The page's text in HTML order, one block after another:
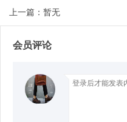
上一篇：暂无
会员评论